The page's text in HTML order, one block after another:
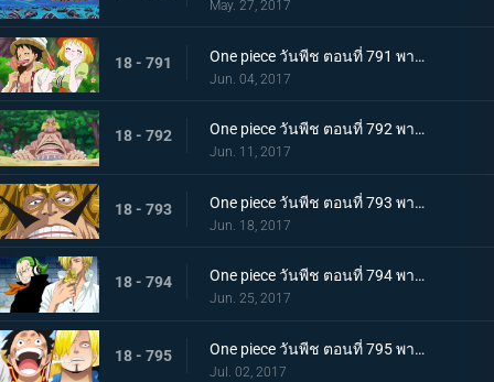
May. 27, 2017
18 - 791 One piece วันพีช ตอนที่ 791 พากย์ไทย ป่าของหวานพิลึก ลูฟี่ VS ลูฟี่
Jun. 04, 2017
18 - 792 One piece วันพีช ตอนที่ 792 พากย์ไทย นักฆ่าของหม่าม๊า ลูฟี่กับป่าพิศวง!
Jun. 11, 2017
18 - 793 One piece วันพีช ตอนที่ 793 พากย์ไทย ประเทศลอยทะเล จัดจ์ กษัตริย์แห่งเจอร์ม่า
Jun. 18, 2017
18 - 794 One piece วันพีช ตอนที่ 794 พากย์ไทย พ่อลูกปะทะกัน จัดจ์ VS ซันจิ
Jun. 25, 2017
18 - 795 One piece วันพีช ตอนที่ 795 พากย์ไทย ความทะเยอทะยานที่ยิ่งใหญ่ บิ๊กมัมกับซีซ่าร์
Jul. 02, 2017